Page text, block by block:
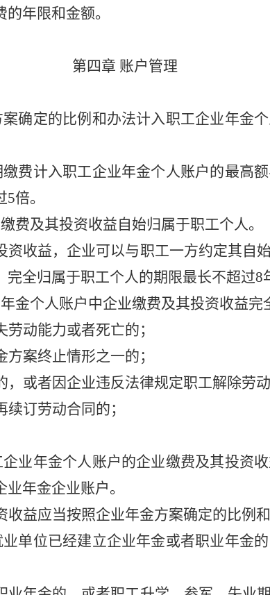
年限和金额。
第四章 账户管理
确定的比例和办法计入职工企业年金
费计入职工企业年金个人账户的最高
倍。
费及其投资收益自始归属于职工个人。
收益，企业可以与职工一方约定其自
全归属于职工个人的期限最长不超过8
金个人账户中企业缴费及其投资收益完
动能力或者死亡的；
案终止情形之一的；
，或者因企业违反法律规定职工解除劳动
订劳动合同的；
业年金个人账户的企业缴费及其投资
年金企业账户。
益应当按照企业年金方案确定的比例
单位已经建立企业年金或者职业年金